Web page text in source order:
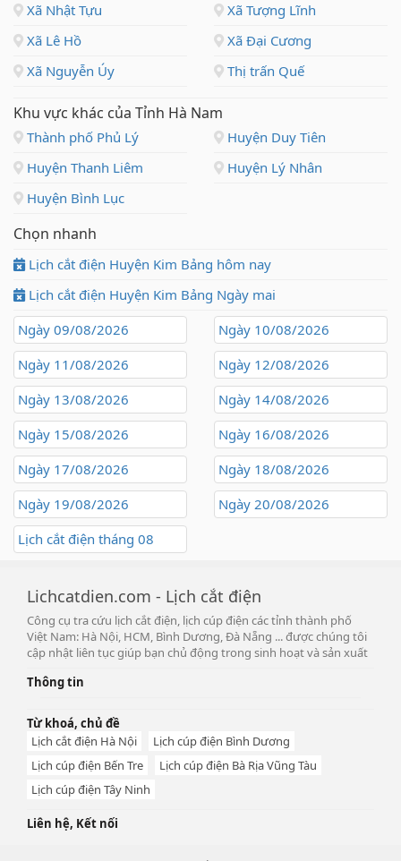
Xã Nhật Tựu
Xã Tượng Lĩnh
Xã Lê Hồ
Xã Đại Cương
Xã Nguyễn Úy
Thị trấn Quế
Khu vực khác của Tỉnh Hà Nam
Thành phố Phủ Lý
Huyện Duy Tiên
Huyện Thanh Liêm
Huyện Lý Nhân
Huyện Bình Lục
Chọn nhanh
Lịch cắt điện Huyện Kim Bảng hôm nay
Lịch cắt điện Huyện Kim Bảng Ngày mai
Ngày 09/08/2026
Ngày 10/08/2026
Ngày 11/08/2026
Ngày 12/08/2026
Ngày 13/08/2026
Ngày 14/08/2026
Ngày 15/08/2026
Ngày 16/08/2026
Ngày 17/08/2026
Ngày 18/08/2026
Ngày 19/08/2026
Ngày 20/08/2026
Lịch cắt điện tháng 08
Lichcatdien.com - Lịch cắt điện
Công cụ tra cứu lịch cắt điện, lịch cúp điện các tỉnh thành phố
Việt Nam: Hà Nội, HCM, Bình Dương, Đà Nẵng ... được chúng tôi
cập nhật liên tục giúp bạn chủ động trong sinh hoạt và sản xuất
Thông tin
Từ khoá, chủ đề
Lịch cắt điện Hà Nội
Lịch cúp điện Bình Dương
Lịch cúp điện Bến Tre
Lịch cúp điện Bà Rịa Vũng Tàu
Lịch cúp điện Tây Ninh
Liên hệ, Kết nối